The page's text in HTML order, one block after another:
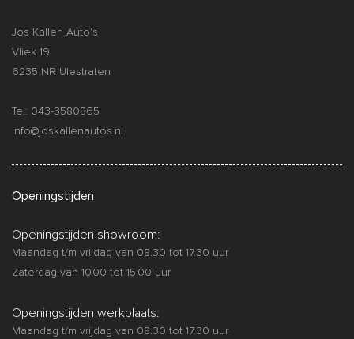
Jos Kallen Auto's
Vliek 19
6235 NR Ulestraten
Tel: 043-3580865
info@joskallenautos.nl
Openingstijden
Openingstijden showroom:
Maandag t/m vrijdag van 08.30 tot 17.30 uur
Zaterdag van 10.00 tot 15.00 uur
Openingstijden werkplaats:
Maandag t/m vrijdag van 08.30 tot 17.30 uur